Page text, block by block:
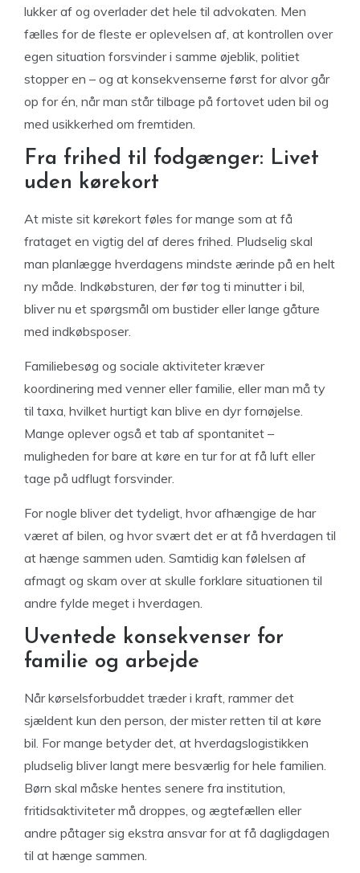
lukker af og overlader det hele til advokaten. Men
fælles for de fleste er oplevelsen af, at kontrollen over
egen situation forsvinder i samme øjeblik, politiet
stopper en – og at konsekvenserne først for alvor går
op for én, når man står tilbage på fortovet uden bil og
med usikkerhed om fremtiden.
Fra frihed til fodgænger: Livet
uden kørekort
At miste sit kørekort føles for mange som at få
frataget en vigtig del af deres frihed. Pludselig skal
man planlægge hverdagens mindste ærinde på en helt
ny måde. Indkøbsturen, der før tog ti minutter i bil,
bliver nu et spørgsmål om bustider eller lange gåture
med indkøbsposer.
Familiebesøg og sociale aktiviteter kræver
koordinering med venner eller familie, eller man må ty
til taxa, hvilket hurtigt kan blive en dyr fornøjelse.
Mange oplever også et tab af spontanitet –
muligheden for bare at køre en tur for at få luft eller
tage på udflugt forsvinder.
For nogle bliver det tydeligt, hvor afhængige de har
været af bilen, og hvor svært det er at få hverdagen til
at hænge sammen uden. Samtidig kan følelsen af
afmagt og skam over at skulle forklare situationen til
andre fylde meget i hverdagen.
Uventede konsekvenser for
familie og arbejde
Når kørselsforbuddet træder i kraft, rammer det
sjældent kun den person, der mister retten til at køre
bil. For mange betyder det, at hverdagslogistikken
pludselig bliver langt mere besværlig for hele familien.
Børn skal måske hentes senere fra institution,
fritidsaktiviteter må droppes, og ægtefællen eller
andre påtager sig ekstra ansvar for at få dagligdagen
til at hænge sammen.